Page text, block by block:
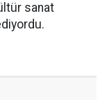
sanat